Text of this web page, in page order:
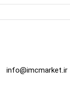
info@imcmarket.ir